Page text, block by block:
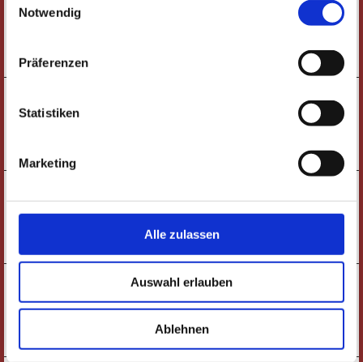
Datenschutzhinweise
Notwendig
Präferenzen
Statistiken
Marketing
Alle zulassen
Auswahl erlauben
Ablehnen
MATTHIAS VOGT FEAT. MAURA & SPECIAL
TICKETS
19.09.
LÉLÉ
TICKETS
24.09.
VERURTEILT - DER GERICHTSPODCAST
25.09.
ERDEM PANCARCI: MYTHOS OF ÂŞIK